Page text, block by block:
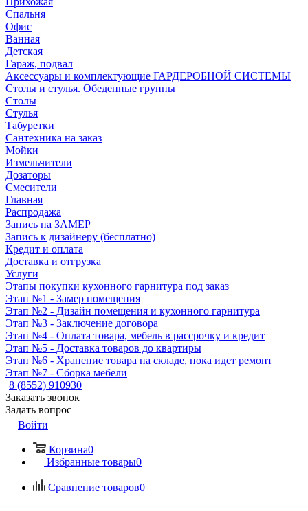
Спальня
Офис
Ванная
Детская
Гараж, подвал
Аксессуары и комплектующие ГАРДЕРОБНОЙ СИСТЕМЫ
Столы и стулья. Обеденные группы
Столы
Стулья
Табуретки
Сантехника на заказ
Мойки
Измельчители
Дозаторы
Смесители
Главная
Распродажа
Запись на ЗАМЕР
Запись к дизайнеру (бесплатно)
Кредит и оплата
Доставка и отгрузка
Услуги
Этапы покупки кухонного гарнитура под заказ
Этап №1 - Замер помещения
Этап №2 - Дизайн помещения и кухонного гарнитура
Этап №3 - Заключение договора
Этап №4 - Оплата товара, мебель в рассрочку и кредит
Этап №5 - Доставка товаров до квартиры
Этап №6 - Хранение товара на складе, пока идет ремонт
Этап №7 - Сборка мебели
8 (8552) 910930
Заказать звонок
Задать вопрос
Войти
Корзина0
Избранные товары0
Сравнение товаров0